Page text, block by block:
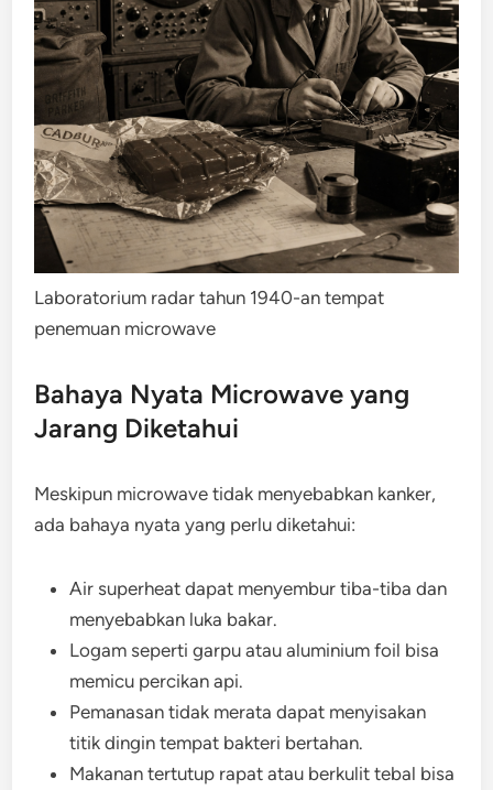
Laboratorium radar tahun 1940-an tempat
penemuan microwave
Bahaya Nyata Microwave yang
Jarang Diketahui
Meskipun microwave tidak menyebabkan kanker,
ada bahaya nyata yang perlu diketahui:
Air superheat dapat menyembur tiba-tiba dan
menyebabkan luka bakar.
Logam seperti garpu atau aluminium foil bisa
memicu percikan api.
Pemanasan tidak merata dapat menyisakan
titik dingin tempat bakteri bertahan.
Makanan tertutup rapat atau berkulit tebal bisa